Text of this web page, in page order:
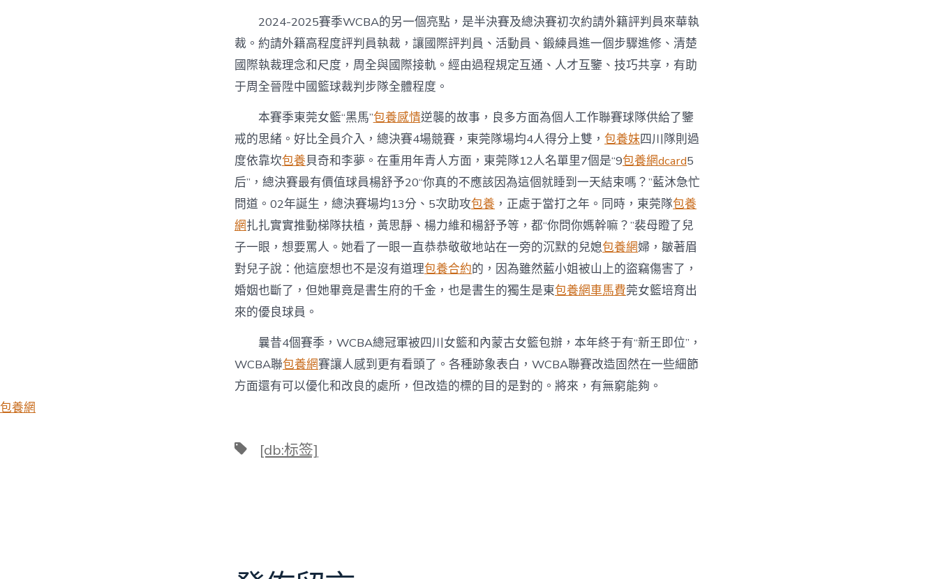
2024-2025賽季WCBA的另一個亮點，是半決賽及總決賽初次約請外籍評判員來華執
裁。約請外籍高程度評判員執裁，讓國際評判員、活動員、鍛練員進一個步驟進修、清楚
國際執裁理念和尺度，周全與國際接軌。經由過程規定互通、人才互鑒、技巧共享，有助
于周全晉陞中國籃球裁判步隊全體程度。
本賽季東莞女籃“黑馬”包養感情逆襲的故事，良多方面為個人工作聯賽球隊供給了鑒
戒的思緒。好比全員介入，總決賽4場競賽，東莞隊場均4人得分上雙， 包養妹四川隊則過
度依靠坎包養貝奇和李夢。在重用年青人方面，東莞隊12人名單里7個是“9包養網dcard5
后”，總決賽最有價值球員楊舒予20“你真的不應該因為這個就睡到一天結束嗎？”藍沐急忙
問道。02年誕生，總決賽場均13分、5次助攻包養 ，正處于當打之年。同時，東莞隊包養
網扎扎實實推動梯隊扶植，黃思靜、楊力維和楊舒予等，都“你問你媽幹嘛？”裴母瞪了兒
子一眼，想要罵人。她看了一眼一直恭恭敬敬地站在一旁的沉默的兒媳包養網婦，皺著眉
對兒子說：他這麼想也不是沒有道理包養合約的，因為雖然藍小姐被山上的盜竊傷害了，
婚姻也斷了，但她畢竟是書生府的千金，也是書生的獨生是東包養網車馬費莞女籃培育出
來的優良球員。
曩昔4個賽季，WCBA總冠軍被四川女籃和內蒙古女籃包辦，本年終于有“新王即位”，
WCBA聯包養網賽讓人感到更有看頭了。各種跡象表白，WCBA聯賽改造固然在一些細節
方面還有可以優化和改良的處所，但改造的標的目的是對的。將來，有無窮能夠。
包養網
標 [db:标签]